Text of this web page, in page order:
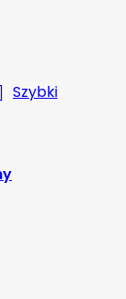
Szybki